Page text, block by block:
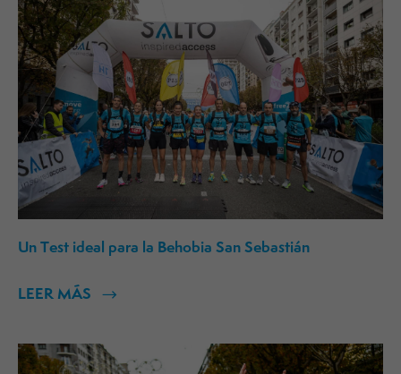
Un Test ideal para la Behobia San Sebastián
LEER MÁS